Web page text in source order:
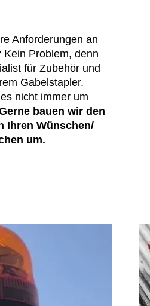
Anforderungen an
Kein Problem, denn
für Zubehör und
Gabelstapler.
nicht immer um
bauen wir den
Ihren Wünschen/
um.